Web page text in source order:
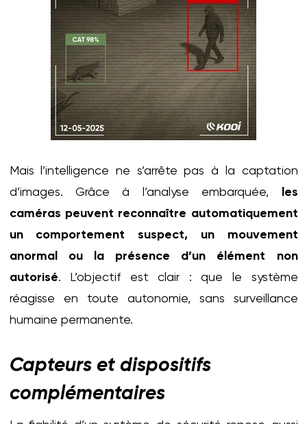
Mais l’intelligence ne s’arrête pas à la captation
d’images. Grâce à l’analyse embarquée,
les
caméras peuvent reconnaître automatiquement
un comportement suspect, un mouvement
anormal ou la présence d’un élément non
autorisé. L’objectif est clair : que le système
réagisse en toute autonomie, sans surveillance
humaine permanente.
Capteurs et dispositifs
complémentaires